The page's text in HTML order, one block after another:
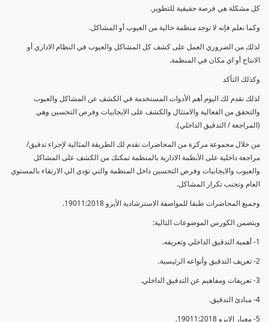
كل مشكلة هي فرصة حقيقية للتطوير.
وكما نعلم فإنه لا توجد منظمة خالية من العيوب أو المشاكل.
لذلك من الضروري العمل على كشف كل المشاكل والعيوب في النظام الاداري أو
الانتاج أو اي مكان في المنظمة.
وكذلك التأكد
لذلك نقدم لك اليوم أهم الأدوات المستخدمة في الكشف عن المشاكل والعيوب
والتحقق من الفعالية والامتثال والكشف على الايجابيات وفرص التحسين وهي
(المراجعة / التدقيق الداخلي).
من خلال مجموعة مركزة من المحاضرات نقدم لك الطريقة المثالية لإجراء تدقيق/
مراجعة داخلية على الأنظمة الادارية بالمنظمة تمكنك من الكشف على المشاكل
والعيوب والايجابيات وفرص التحسين داخل المنظمة والتي تؤدي الي الارتقاء بالمستوي
العام وتجنب تكرار المشاكل.
وجميع المحاضرات طبقا للمواصفة الاسترشادية الأيزو 19011:2018.
ويتضمن الكورس الموضوعات التالية:
1- أهمية التدقيق الداخلي وتعريفه.
2- تعريف التدقيق وأنواعه الرئيسية.
3- تعريفات ومفاهيم عن التدقيق الداخلي.
4- مبادئ التدقيق.
5- معيار الايزو 19011:2018.